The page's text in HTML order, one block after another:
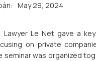
May 29, 2024
Lawyer Le Net gave a
on private
seminar was organized